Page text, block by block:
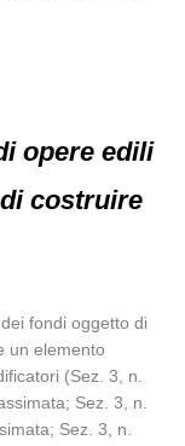
opere edili
costruire
fondi oggetto di
un elemento
(Sez. 3, n.
Sez. 3, n.
Sez. 3, n.